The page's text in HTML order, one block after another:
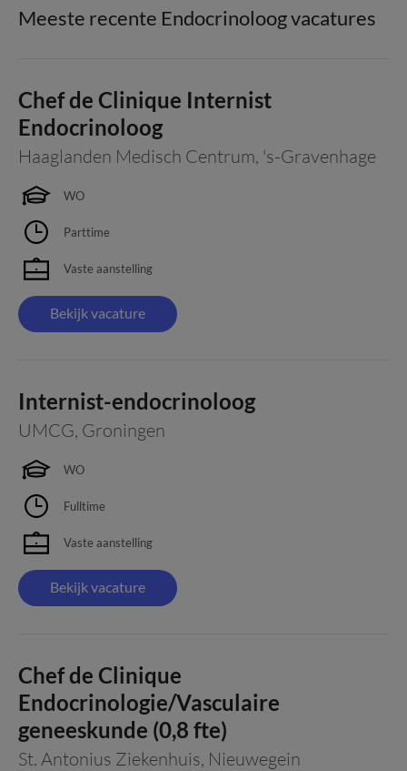
Meeste recente Endocrinoloog vacatures
Chef de Clinique Internist
Endocrinoloog
Haaglanden Medisch Centrum, 's-Gravenhage
WO
Parttime
Vaste aanstelling
Bekijk vacature
Internist-endocrinoloog
UMCG, Groningen
WO
Fulltime
Vaste aanstelling
Bekijk vacature
Chef de Clinique
Endocrinologie/Vasculaire
geneeskunde (0,8 fte)
St. Antonius Ziekenhuis, Nieuwegein